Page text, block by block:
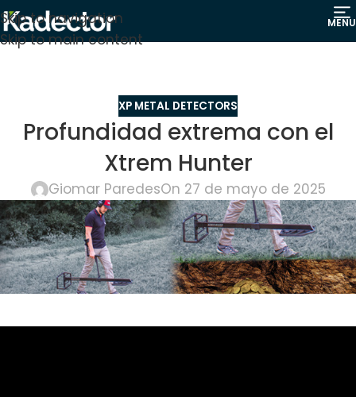
Skip to navigation
Skip to main content
MENU
XP METAL DETECTORS
Profundidad extrema con el
Xtrem Hunter
Giomar ParedesOn 27 de mayo de 2025